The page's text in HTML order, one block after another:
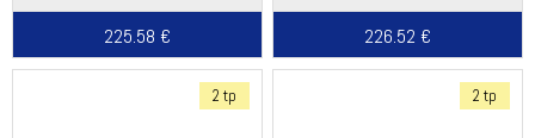
225.58 €
226.52 €
2 tp 2 tp